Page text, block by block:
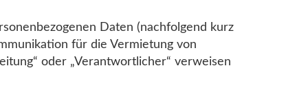
Daten (nachfolgend kurz
für die Vermietung von
oder „Verantwortlicher“ verweisen